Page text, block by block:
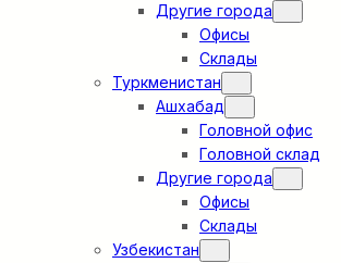
Другие города
Офисы
Склады
Туркменистан
Ашхабад
Головной офис
Головной склад
Другие города
Офисы
Склады
Узбекистан